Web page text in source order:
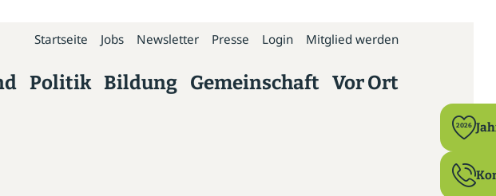
Startseite Jobs Newsletter Presse Login Mitglied werden
2026
Politik Bildung Gemeinschaft Vor Ort